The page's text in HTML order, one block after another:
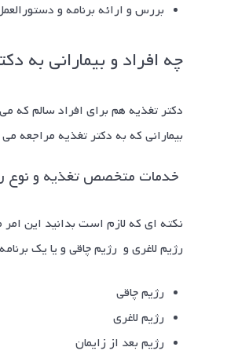
بررس و ارائه برنامه و
چه افراد و بیمارانی به
دکتر تغذیه هم برای افراد سالم که
بیمارانی که به دکتر تغذیه مراجعه
خدمات متخصص تغذیه و نوع
نکته ای که لازم است بدانید این
رژیم لاغری و رژیم چاقی و یا یک
رژیم چاقی
رژیم لاغری
رژیم بعد از زایمان